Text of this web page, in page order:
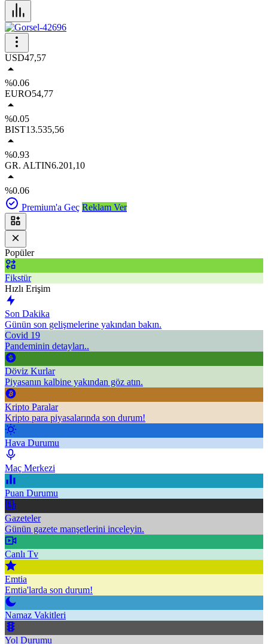
USD47,57
%0.06
EURO54,77
%0.05
BIST13.535,56
%0.93
GR. ALTIN6.201,10
%0.06
Premium'a Geç Reklam Ver
Popüler
Fikstür
Hızlı Erişim
Son Dakika
Günün son gelişmelerine yakından bakın.
Covid 19
Pandeminin detayları..
Döviz Kurlar
Piyasanın kalbine yakından göz atın.
Kripto Paralar
Kripto para piyasalarında son durum!
Hava Durumu
Maç Merkezi
Puan Durumu
Gazeteler
Günün gazete manşetlerini inceleyin.
Canlı Tv
Emtia
Emtia'larda son durum!
Namaz Vakitleri
Yol Durumu